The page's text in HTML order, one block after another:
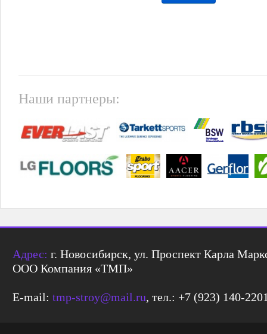
Наши партнеры:
Адрес: г. Новосибирск, ул. Проспект Карла
ООО Компания «ТМП»
E-mail: tmp-stroy@mail.ru, тел.: +7 (923) 140-